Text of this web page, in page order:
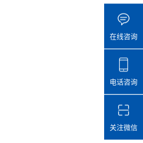
在线咨询
电话咨询
关注微信